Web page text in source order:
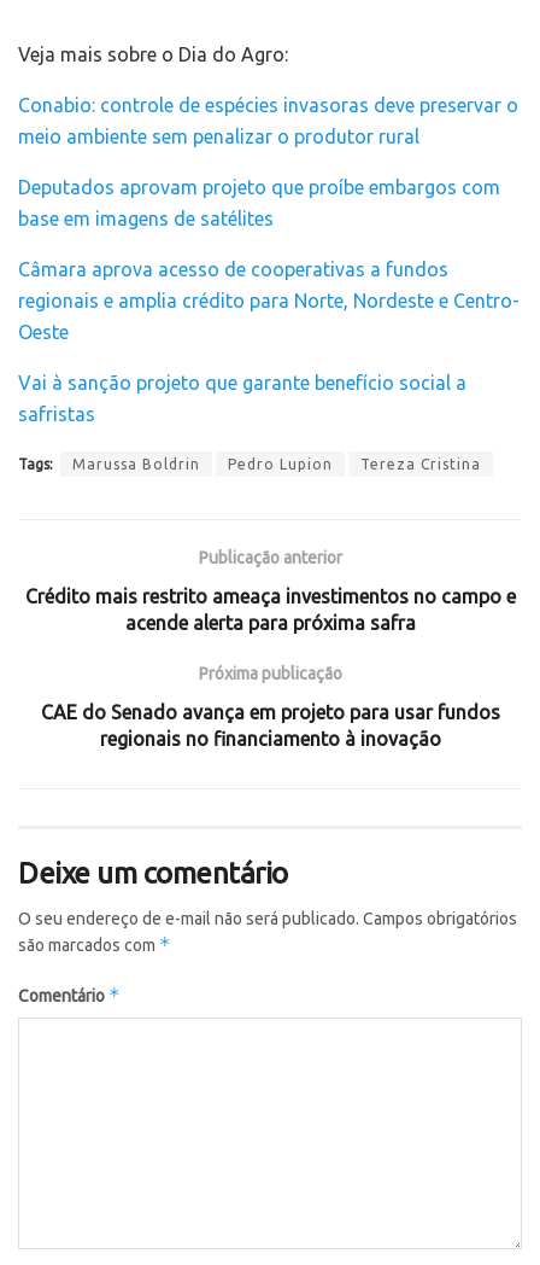
Veja mais sobre o Dia do Agro:
Conabio: controle de espécies invasoras deve preservar o
meio ambiente sem penalizar o produtor rural
Deputados aprovam projeto que proíbe embargos com
base em imagens de satélites
Câmara aprova acesso de cooperativas a fundos
regionais e amplia crédito para Norte, Nordeste e Centro-
Oeste
Vai à sanção projeto que garante benefício social a
safristas
Tags: Marussa Boldrin Pedro Lupion Tereza Cristina
Publicação anterior
Crédito mais restrito ameaça investimentos no campo e
acende alerta para próxima safra
Próxima publicação
CAE do Senado avança em projeto para usar fundos
regionais no financiamento à inovação
Deixe um comentário
O seu endereço de e-mail não será publicado. Campos obrigatórios
são marcados com *
Comentário *